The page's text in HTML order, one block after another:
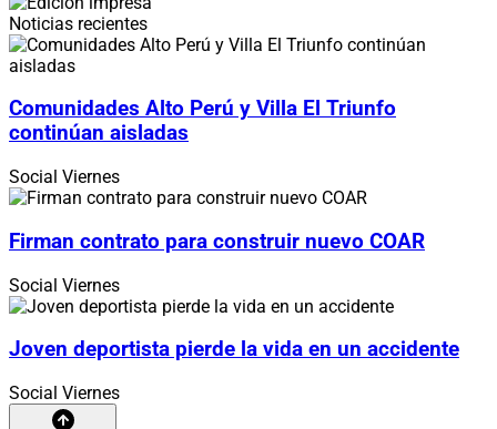
Noticias recientes
Comunidades Alto Perú y Villa El Triunfo
continúan aisladas
Social Viernes
Firman contrato para construir nuevo COAR
Social Viernes
Joven deportista pierde la vida en un accidente
Social Viernes